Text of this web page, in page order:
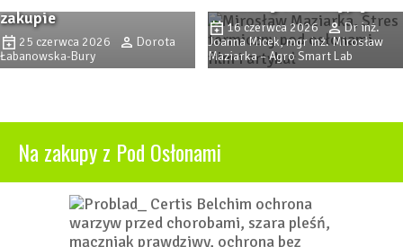
zakupie
25 czerwca 2026
Dorota
Łabanowska-Bury
16 czerwca 2026
Dr inż.
Joanna Micek, mgr inż. Mirosław
Maziarka – Agro Smart Lab
Na zakupy z Pod Osłonami